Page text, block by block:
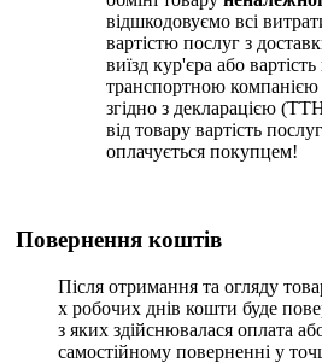
відшкодовуємо всі
вартістю послуг з
виїзд кур'єра або
транспортною компанією
згідно з декларацією
від товару вартість
оплачується покупцем!
Повернення коштів
Після отримання та огляду
х робочих днів кошти буде
з яких здійснювалася оплата
самостійному поверненні у